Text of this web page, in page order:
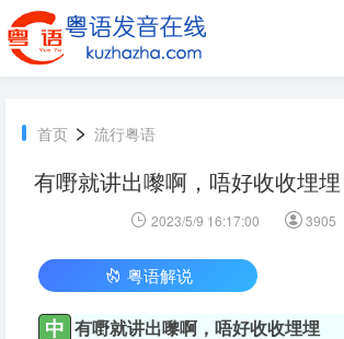
首页 > 流行粤语
有嘢就讲出嚟啊，唔好收收埋
2023/5/9 16:17:00 3905
粤语解说
中 有嘢就讲出嚟啊，唔好收收埋埋